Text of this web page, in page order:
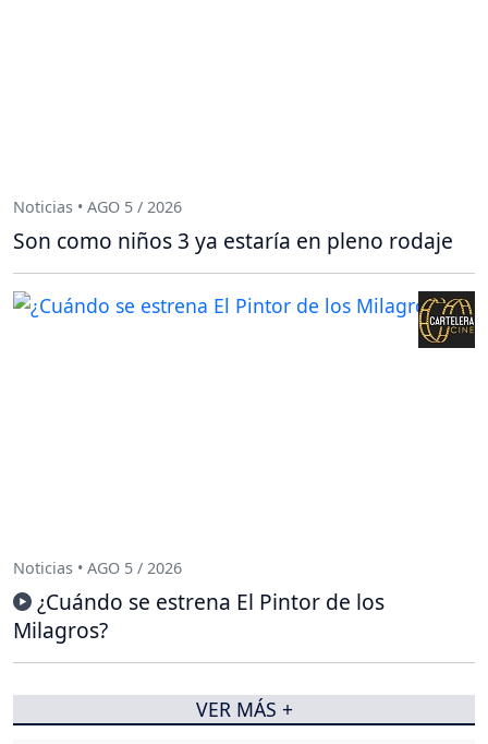
Noticias • AGO 5 / 2026
Son como niños 3 ya estaría en pleno rodaje
Noticias • AGO 5 / 2026
¿Cuándo se estrena El Pintor de los
Milagros?
VER MÁS +